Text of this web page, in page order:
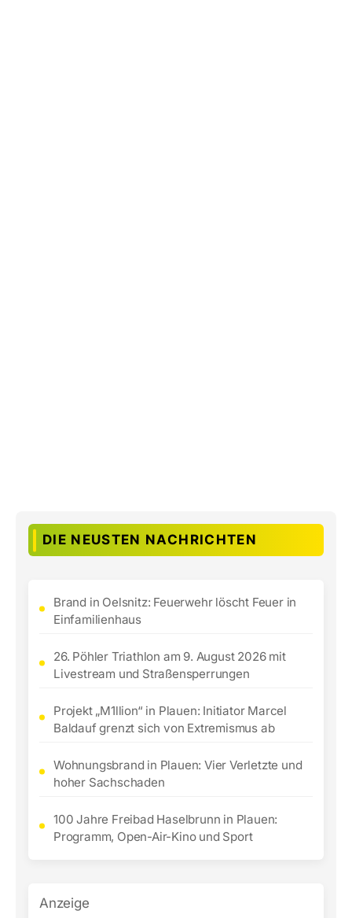
DIE NEUSTEN NACHRICHTEN
Brand in Oelsnitz: Feuerwehr löscht Feuer in
Einfamilienhaus
26. Pöhler Triathlon am 9. August 2026 mit
Livestream und Straßensperrungen
Projekt „M1llion“ in Plauen: Initiator Marcel
Baldauf grenzt sich von Extremismus ab
Wohnungsbrand in Plauen: Vier Verletzte und
hoher Sachschaden
100 Jahre Freibad Haselbrunn in Plauen:
Programm, Open-Air-Kino und Sport
Anzeige